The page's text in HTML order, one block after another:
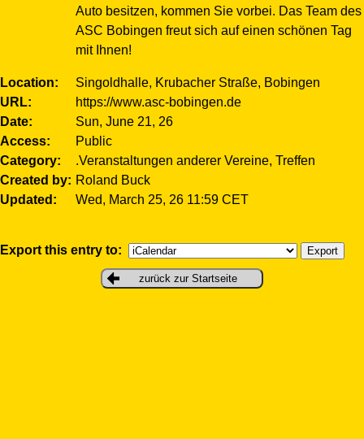
Auto besitzen, kommen Sie vorbei. Das Team des
ASC Bobingen freut sich auf einen schönen Tag
mit Ihnen!
Location
Singoldhalle, Krubacher Straße, Bobingen
URL
https://www.asc-bobingen.de
Date
Sun, June 21, 26
Access
Public
Category
.Veranstaltungen anderer Vereine, Treffen
Created by
Roland Buck
Updated
Wed, March 25, 26 11:59 CET
Export this entry to:
zurück zur Startseite